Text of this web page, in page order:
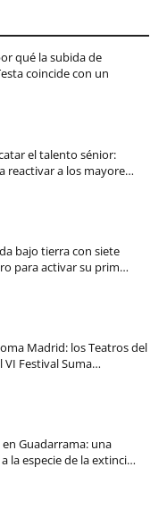
qué la subida de
coincide con un
el talento sénior:
reactivar a los mayore…
bajo tierra con siete
para activar su prim…
Madrid: los Teatros del
VI Festival Suma…
Guadarrama: una
la especie de la extinci…